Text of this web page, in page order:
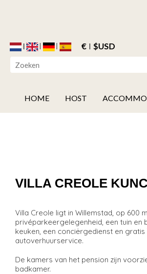
€ $USD
HOME HOST
VILLA CREOLE
Villa Creole ligt in Willemstad, op 600
privéparkeergelegenheid, een tuin
keuken, een conciërgedienst en
autoverhuurservice.
De kamers van het pension zijn
badkamer.